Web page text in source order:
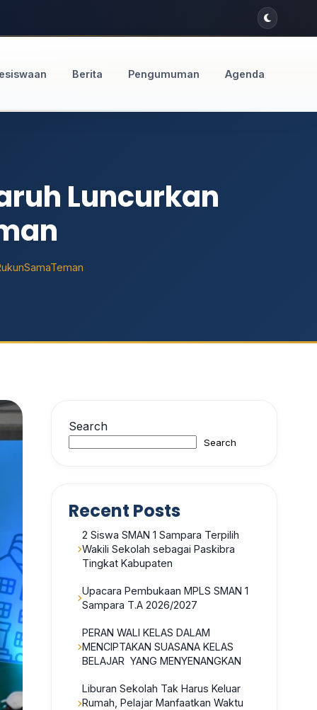
Berita Pengumuman Agenda
Luncurkan
Search
Search
Recent Posts
2 Siswa SMAN 1 Sampara Terpilih
Wakili Sekolah sebagai Paskibra
Tingkat Kabupaten
Upacara Pembukaan MPLS SMAN 1
Sampara T.A 2026/2027
PERAN WALI KELAS DALAM
MENCIPTAKAN SUASANA KELAS
BELAJAR YANG MENYENANGKAN
Liburan Sekolah Tak Harus Keluar
Rumah, Pelajar Manfaatkan Waktu